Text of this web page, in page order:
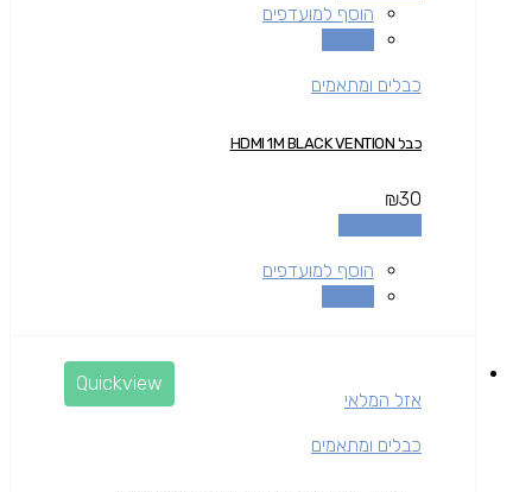
הוסף למועדפים
כבלים ומתאמים
כבל HDMI 1M BLACK VENTION
₪30
הוסף למועדפים
Quickview
אזל המלאי
כבלים ומתאמים